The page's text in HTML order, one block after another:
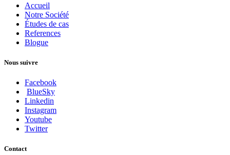
Accueil
Notre Société
Études de cas
References
Blogue
Nous suivre
Facebook
BlueSky
Linkedin
Instagram
Youtube
Twitter
Contact